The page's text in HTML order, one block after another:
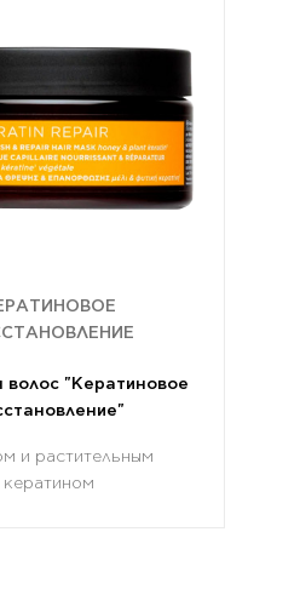
волос "Кератиновое
и растительным
кератином